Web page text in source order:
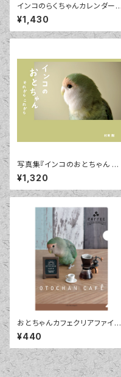
インコのらくちゃんカレンダー2
027
¥1,430
写真集『インコのおとちゃん そ
れから これから』（小学館）著者
サイン可
¥1,320
おとちゃんカフェクリアファイル
（A4)
¥440